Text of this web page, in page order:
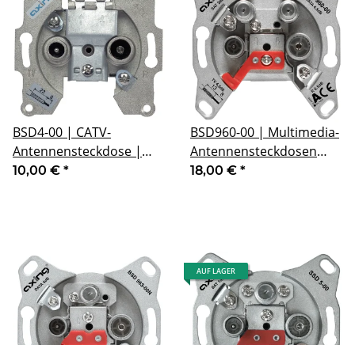
BSD4-00 | CATV-
Antennensteckdose |
Einzel- und
10,00 € *
BSD960-00 | Multimedia-
Antennensteckdosen
CATV | DATA | SAT
18,00 € *
AUF LAGER